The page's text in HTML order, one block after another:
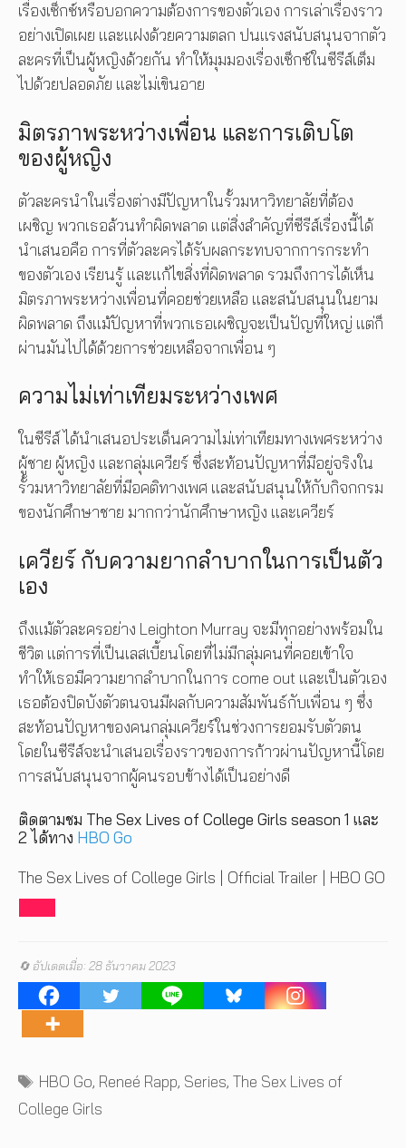
เรื่องเซ็กซ์หรือบอกความต้องการของตัวเอง การเล่าเรื่องราว
อย่างเปิดเผย และแฝงด้วยความตลก ปนแรงสนับสนุนจากตัว
ละครที่เป็นผู้หญิงด้วยกัน ทำให้มุมมองเรื่องเซ็กซ์ในซีรีส์เต็ม
ไปด้วยปลอดภัย และไม่เขินอาย
มิตรภาพระหว่างเพื่อน และการเติบโต
ของผู้หญิง
ตัวละครนำในเรื่องต่างมีปัญหาในรั้วมหาวิทยาลัยที่ต้อง
เผชิญ พวกเธอล้วนทำผิดพลาด แต่สิ่งสำคัญที่ซีรีส์เรื่องนี้ได้
นำเสนอคือ การที่ตัวละครได้รับผลกระทบจากการกระทำ
ของตัวเอง เรียนรู้ และแก้ไขสิ่งที่ผิดพลาด รวมถึงการได้เห็น
มิตรภาพระหว่างเพื่อนที่คอยช่วยเหลือ และสนับสนุนในยาม
ผิดพลาด ถึงแม้ปัญหาที่พวกเธอเผชิญจะเป็นปัญที่ใหญ่ แต่ก็
ผ่านมันไปได้ด้วยการช่วยเหลือจากเพื่อน ๆ
ความไม่เท่าเทียมระหว่างเพศ
ในซีรีส์ ได้นำเสนอประเด็นความไม่เท่าเทียมทางเพศระหว่าง
ผู้ชาย ผู้หญิง และกลุ่มเควียร์ ซึ่งสะท้อนปัญหาที่มีอยู่จริงใน
รั้วมหาวิทยาลัยที่มีอคติทางเพศ และสนับสนุนให้กับกิจกกรม
ของนักศึกษาชาย มากกว่านักศึกษาหญิง และเควียร์
เควียร์ กับความยากลำบากในการเป็นตัว
เอง
ถึงแม้ตัวละครอย่าง Leighton Murray จะมีทุกอย่างพร้อมใน
ชีวิต แต่การที่เป็นเลสเบี้ยนโดยที่ไม่มีกลุ่มคนที่คอยเข้าใจ
ทำให้เธอมีความยากลำบากในการ come out และเป็นตัวเอง
เธอต้องปิดบังตัวตนจนมีผลกับความสัมพันธ์กับเพื่อน ๆ ซึ่ง
สะท้อนปัญหาของคนกลุ่มเควียร์ในช่วงการยอมรับตัวตน
โดยในซีรีส์จะนำเสนอเรื่องราวของการก้าวผ่านปัญหานี้โดย
การสนับสนุนจากผู้คนรอบข้างได้เป็นอย่างดี
ติดตามชม The Sex Lives of College Girls season 1 และ
2 ได้ทาง HBO Go
The Sex Lives of College Girls | Official Trailer | HBO GO
🔄 อัปเดตเมื่อ: 28 ธันวาคม 2023
Tags
HBO Go, Reneé Rapp, Series,The Sex Lives of
College Girls